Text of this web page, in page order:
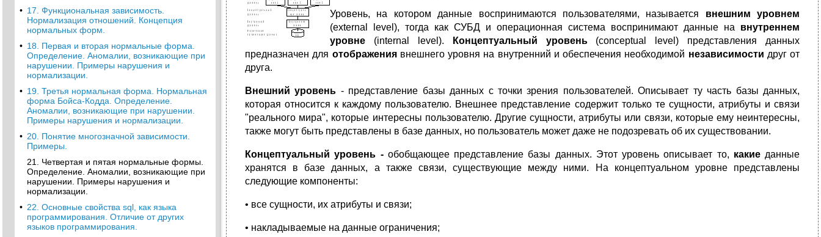
• 17. Функциональная зависимость.
Нормализация отношений. Концепция
нормальных форм.
• 18. Первая и вторая нормальные форма.
Определение. Аномалии, возникающие при
нарушении. Примеры нарушения и
нормализации.
• 19. Третья нормальная форма. Нормальная
форма Бойса-Кодда. Определение.
Аномалии, возникающие при нарушении.
Примеры нарушения и нормализации.
• 20. Понятие многозначной зависимости.
Примеры.
21. Четвертая и пятая нормальные формы.
Определение. Аномалии, возникающие при
нарушении. Примеры нарушения и
нормализации.
• 22. Основные свойства sql, как языка
программирования. Отличие от других
языков программирования.
Уровень, на котором данные воспринимаются пользователями, называется внешним уровнем
(external level), тогда как СУБД и операционная система воспринимают данные на внутреннем
уровне
(internal level). Концептуальный уровень
(conceptual level) представления данных
предназначен для отображения внешнего уровня на внутренний и обеспечения необходимой независимости друг от
друга.
Внешнийуровень - представление базы данных с точки зрения пользователей. Описывает ту часть базы данных,
которая относится к каждому пользователю. Внешнее представление содержит только те сущности, атрибуты и связи
"реального мира", которые интересны пользователю. Другие сущности, атрибуты или связи, которые ему неинтересны,
также могут быть представлены в базе данных, но пользователь может даже не подозревать об их существовании.
Концептуальный уровень -обобщающее представление базы данных. Этот уровень описывает то, какие данные
хранятся в базе данных, а также связи, существующие между ними. На концептуальном уровне представлены
следующие компоненты:
• все сущности, их атрибуты и связи;
• накладываемые на данные ограничения;